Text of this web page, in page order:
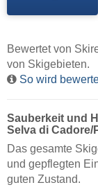
Bewertet von
von Skigebieten.
So wird
Sauberkeit und
Selva di Cadore/​
Das gesamte
und gepflegten
guten Zustand.